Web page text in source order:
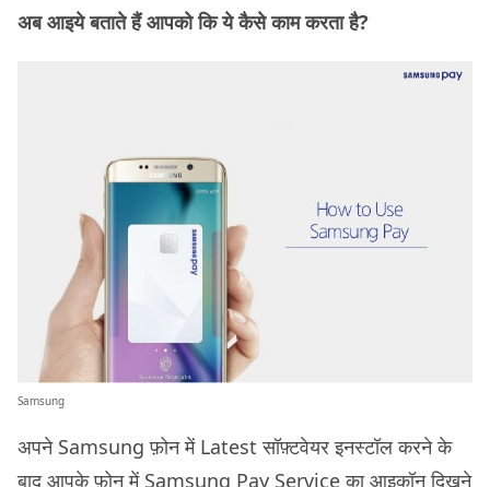
अब आइये बताते हैं आपको कि ये कैसे काम करता है?
Samsung
अपने Samsung फ़ोन में Latest सॉफ़्टवेयर इनस्टॉल करने के
बाद आपके फ़ोन में Samsung Pay Service का आइकॉन दिखने